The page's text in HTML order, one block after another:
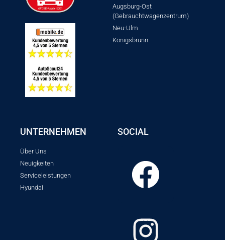
Augsburg-Ost
(Gebrauchtwagenzentrum)
Neu-Ulm
Königsbrunn
UNTERNEHMEN
Über Uns
Neuigkeiten
Serviceleistungen
Hyundai
SOCIAL